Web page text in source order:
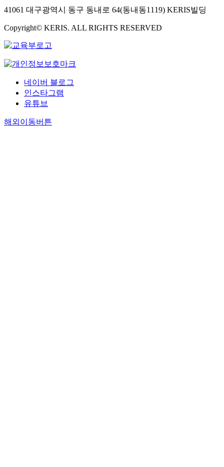
41061 대구광역시 동구 동내로 64(동내동1119) KERIS빌딩
Copyright© KERIS. ALL RIGHTS RESERVED
네이버 블로그
인스타그램
유튜브
해외이동버튼